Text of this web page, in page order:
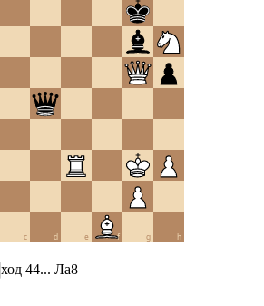
c d e f g h
ход 44... Лa8